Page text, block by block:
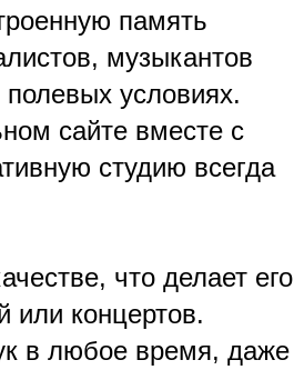
память
музыкантов
условиях.
сайте вместе с
студию всегда
что делает его
или концертов.
в любое время, даже